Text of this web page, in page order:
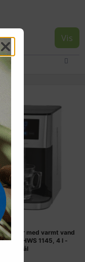
Vis
med varmt vand
PC-HWS 1145, 4 l -
stål